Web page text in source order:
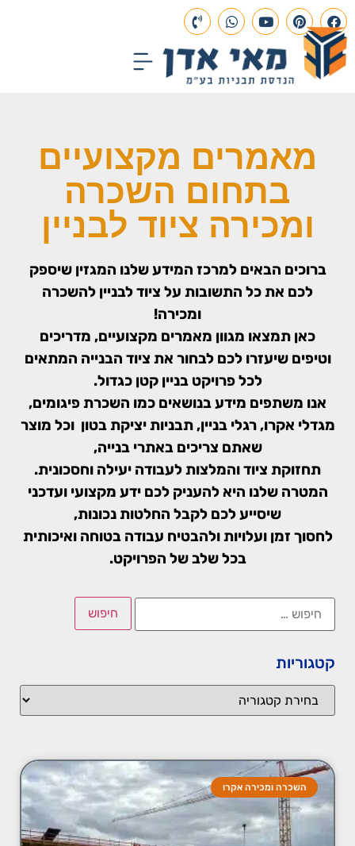
מאמרים מקצועיים
בתחום השכרה
ומכירה ציוד לבניין
ברוכים הבאים למרכז המידע שלנו המגזין שיספק
לכם את כל התשובות על ציוד לבניין להשכרה
ומכירה!
כאן תמצאו מגוון מאמרים מקצועיים, מדריכים
וטיפים שיעזרו לכם לבחור את ציוד הבנייה המתאים
לכל פרויקט בניין קטן כגדול.
אנו משתפים מידע בנושאים כמו השכרת פיגומים,
מגדלי אקרו, רגלי בניין, תבניות יציקת בטון וכל מוצר
שאתם צריכים באתרי בנייה,
תחזוקת ציוד והמלצות לעבודה יעילה וחסכונית.
המטרה שלנו היא להעניק לכם ידע מקצועי ועדכני
שיסייע לכם לקבל החלטות נכונות,
לחסוך זמן ועלויות ולהבטיח עבודה בטוחה ואיכותית
בכל שלב של הפרויקט.
קטגוריות
השכרה ומכירה אקרו